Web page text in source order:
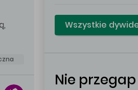
Wszystkie
Nie przegap